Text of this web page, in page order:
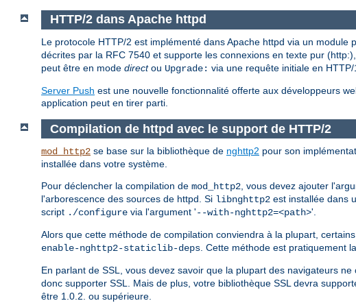
HTTP/2 dans Apache httpd
Le protocole HTTP/2 est implémenté dans Apache httpd via un module
décrites par la RFC 7540 et supporte les connexions en texte pur
peut être en mode directou Upgrade: via une requête initiale en HTTP/
Server Push est une nouvelle fonctionnalité offerte aux développeurs
application peut en tirer parti.
Compilation de httpd avec le support de HTTP/2
mod_http2 se base sur la bibliothèque de nghttp2 pour son
installée dans votre système.
Pour déclencher la compilation de mod_http2, vous devez ajouter
l'arborescence des sources de httpd. Si libnghttp2 est installée dans
script ./configure via l'argument '--with-nghttp2=<path>'.
Alors que cette méthode de compilation conviendra à la plupart,
enable-nghttp2-staticlib-deps. Cette méthode est pratiquement
En parlant de SSL, vous devez savoir que la plupart des navigateurs
donc supporter SSL. Mais de plus, votre bibliothèque SSL devra
être 1.0.2. ou supérieure.